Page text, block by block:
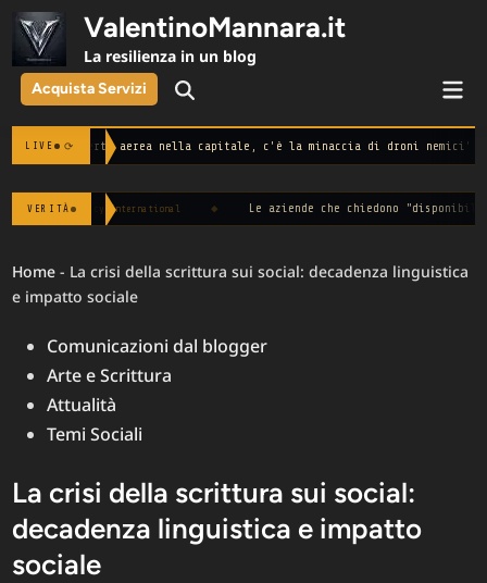
Skip
content
ValentinoMannara.it
La resilienza in un blog
Acquista Servizi Open
LIVE ⟳
nella capitale, c'è la minaccia di droni nemici' ◆ [7 ago 21:50]
VERITÀ ◆ Le aziende che chiedono "disponibilità immediata"
Home - La crisi della scrittura sui social: decadenza linguistica
e impatto sociale
PostedComunicazioni dal blogger
Arte e Scrittura
Attualità
Temi Sociali
La crisi della scrittura sui social:
decadenza linguistica e impatto
sociale